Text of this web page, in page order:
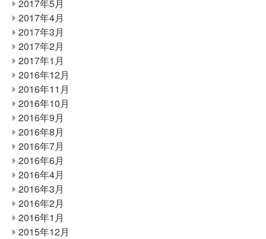
2017年5月
2017年4月
2017年3月
2017年2月
2017年1月
2016年12月
2016年11月
2016年10月
2016年9月
2016年8月
2016年7月
2016年6月
2016年4月
2016年3月
2016年2月
2016年1月
2015年12月